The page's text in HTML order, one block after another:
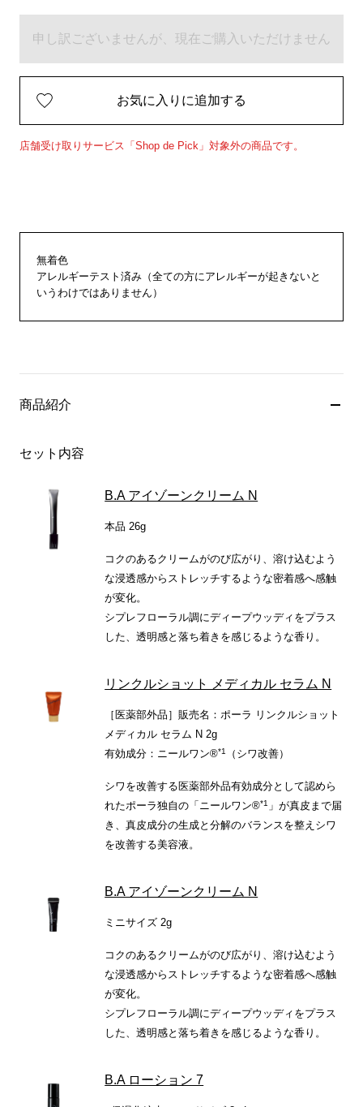
申し訳ございませんが、現在ご購入いただけません
お気に入りに追加する
店舗受け取りサービス「Shop de Pick」対象外の商品です。
無着色
アレルギーテスト済み（全ての方にアレルギーが起きないと
いうわけではありません）
商品紹介
セット内容
B.A アイゾーンクリーム N
本品 26g
コクのあるクリームがのび広がり、溶け込むよう
な浸透感からストレッチするような密着感へ感触
が変化。
シプレフローラル調にディープウッディをプラス
した、透明感と落ち着きを感じるような香り。
リンクルショット メディカル セラム N
［医薬部外品］販売名：ポーラ リンクルショット
メディカル セラム N 2g
有効成分：ニールワン®*1 （シワ改善）
シワを改善する医薬部外品有効成分として認めら
れたポーラ独自の「ニールワン®*1 」が真皮まで届
き、真皮成分の生成と分解のバランスを整えシワ
を改善する美容液。
B.A アイゾーンクリーム N
ミニサイズ 2g
コクのあるクリームがのび広がり、溶け込むよう
な浸透感からストレッチするような密着感へ感触
が変化。
シプレフローラル調にディープウッディをプラス
した、透明感と落ち着きを感じるような香り。
B.A ローション 7